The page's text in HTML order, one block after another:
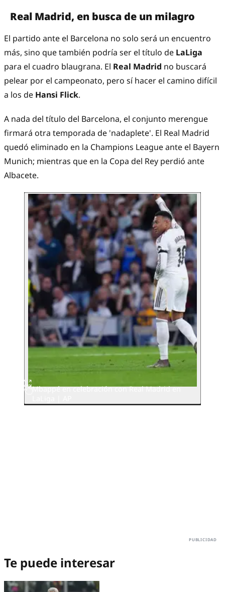
Real Madrid, en busca de un milagro
El partido ante el Barcelona no solo será un encuentro
más, sino que también podría ser el título de LaLiga
para el cuadro blaugrana. El Real Madrid no buscará
pelear por el campeonato, pero sí hacer el camino difícil
a los de Hansi Flick.
A nada del título del Barcelona, el conjunto merengue
firmará otra temporada de 'nadaplete'. El Real Madrid
quedó eliminado en la Champions League ante el Bayern
Munich; mientras que en la Copa del Rey perdió ante
Albacete.
Mbappé en celebración con Real Madrid en
Te puede interesar